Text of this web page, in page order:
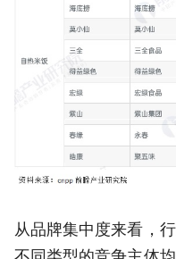
从品牌集中度来看，